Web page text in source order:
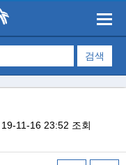
19-11-16 23:52 조회